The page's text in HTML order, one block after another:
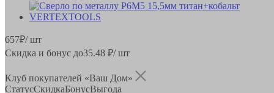
657₽/ шт
Скидка и бонус до35.48 ₽/ шт
Клуб покупателей «Ваш Дом»
СтатусСкидкаБонусВыгода